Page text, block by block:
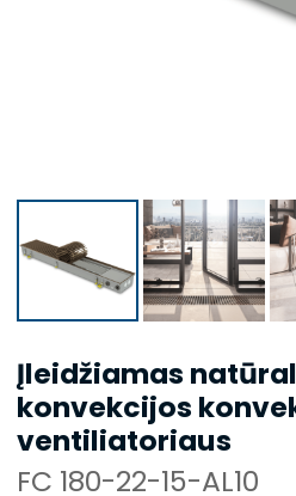
Įleidžiamas
konvekcijos
ventiliatoriaus
FC 180-22-15-AL10